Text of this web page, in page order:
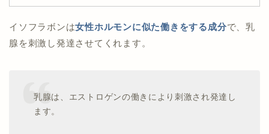
イソフラボンは女性ホルモンに似た働きをする成分で、乳
腺を刺激し発達させてくれます。
乳腺は、エストロゲンの働きにより刺激され発達し
ます。